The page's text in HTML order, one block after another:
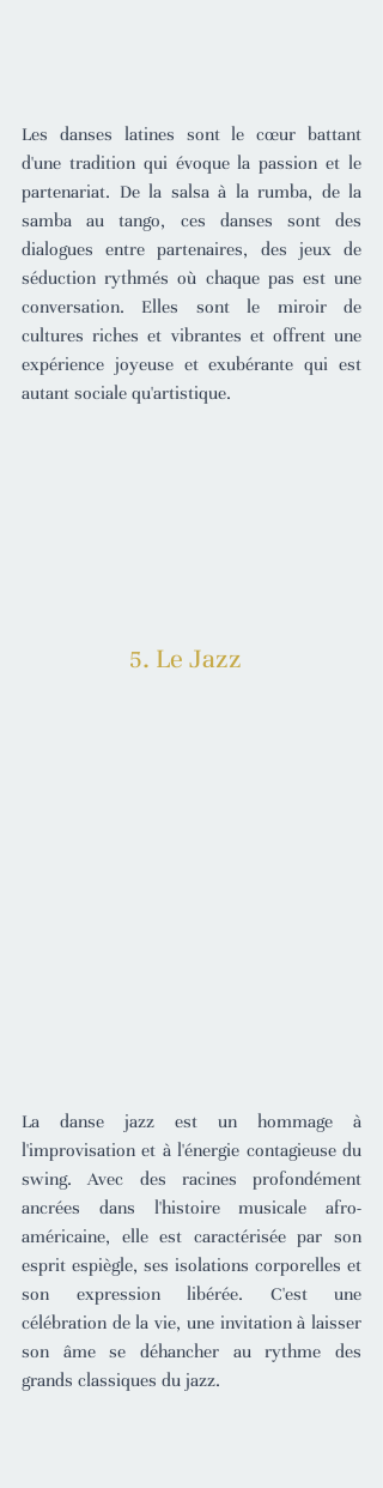
Les danses latines sont le cœur battant
d'une tradition qui évoque la passion et le
partenariat. De la salsa à la rumba, de la
samba au tango, ces danses sont des
dialogues entre partenaires, des jeux de
séduction rythmés où chaque pas est une
conversation. Elles sont le miroir de
cultures riches et vibrantes et offrent une
expérience joyeuse et exubérante qui est
autant sociale qu'artistique.
5. Le Jazz
La danse jazz est un hommage à
l'improvisation et à l'énergie contagieuse du
swing. Avec des racines profondément
ancrées dans l'histoire musicale afro-
américaine, elle est caractérisée par son
esprit espiègle, ses isolations corporelles et
son expression libérée. C'est une
célébration de la vie, une invitation à laisser
son âme se déhancher au rythme des
grands classiques du jazz.